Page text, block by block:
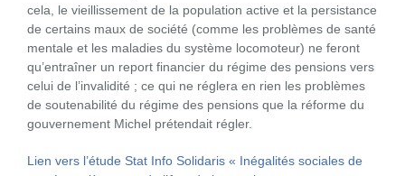
cela, le vieillissement de la population active et la persistance
de certains maux de société (comme les problèmes de santé
mentale et les maladies du système locomoteur) ne feront
qu’entraîner un report financier du régime des pensions vers
celui de l’invalidité ; ce qui ne réglera en rien les problèmes
de soutenabilité du régime des pensions que la réforme du
gouvernement Michel prétendait régler.
Lien vers l’étude Stat Info Solidaris « Inégalités sociales de